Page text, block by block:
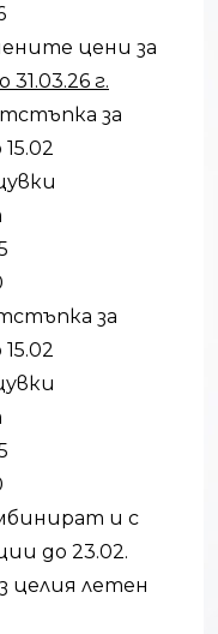
цени за
31.03.26 г.
за
за
и с
до 23.02.
целия летен